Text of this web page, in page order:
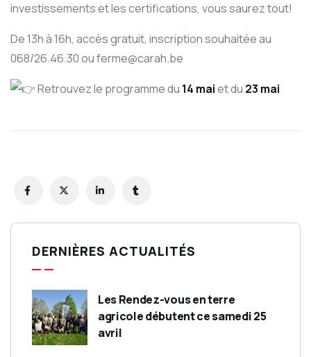
investissements et les certifications, vous saurez tout!
De 13h à 16h, accès gratuit, inscription souhaitée au
068/26.46.30 ou ferme@carah.be
Retrouvez le programme du 14 maiet du 23 mai
DERNIÈRES ACTUALITÉS
Les Rendez-vous en terre
agricole débutent ce samedi 25
avril